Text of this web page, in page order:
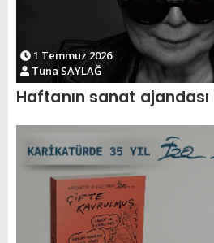
1 Temmuz 2026
Tuna SAYLAĞ
Haftanın sanat ajandası